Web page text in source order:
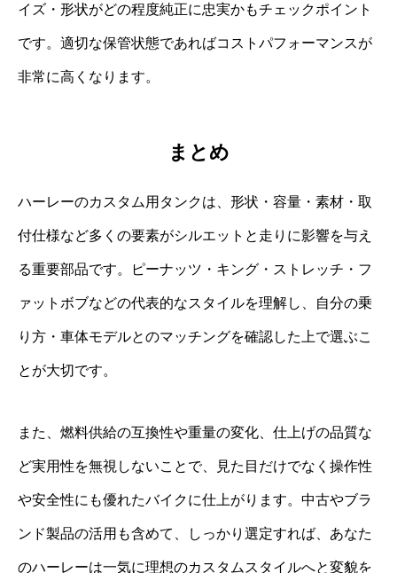
イズ・形状がどの程度純正に忠実かもチェックポイント
です。適切な保管状態であればコストパフォーマンスが
非常に高くなります。
まとめ
ハーレーのカスタム用タンクは、形状・容量・素材・取
付仕様など多くの要素がシルエットと走りに影響を与え
る重要部品です。ピーナッツ・キング・ストレッチ・フ
ァットボブなどの代表的なスタイルを理解し、自分の乗
り方・車体モデルとのマッチングを確認した上で選ぶこ
とが大切です。
また、燃料供給の互換性や重量の変化、仕上げの品質な
ど実用性を無視しないことで、見た目だけでなく操作性
や安全性にも優れたバイクに仕上がります。中古やブラ
ンド製品の活用も含めて、しっかり選定すれば、あなた
のハーレーは一気に理想のカスタムスタイルへと変貌を